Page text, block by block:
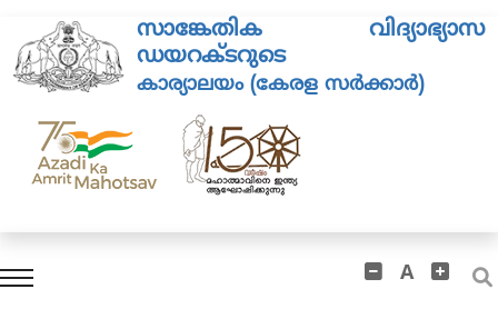
സാങ്കേതിക വിദ്യാഭ്യാസ
ഡയറക്ടറുടെ
കാര്യാലയം (കേരള സർക്കാർ)
A